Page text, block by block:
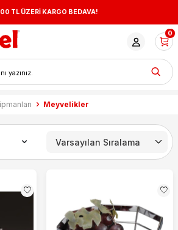
TL ÜZERİ KARGO BEDAVA!
0
Meyvelikler